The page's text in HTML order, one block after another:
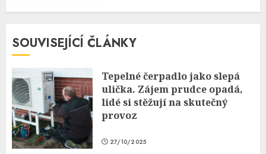
SOUVISEJÍCÍ ČLÁNKY
Tepelné čerpadlo jako slepá
ulička. Zájem prudce opadá,
lidé si stěžují na skutečný
provoz
27/10/2025